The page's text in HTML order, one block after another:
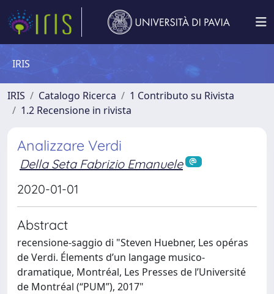
IRIS
IRIS Catalogo Ricerca
1 Contributo su Rivista
1.2 Recensione in rivista
Analizzare Verdi
Della Seta Fabrizio Emanuele
2020-01-01
Abstract
recensione-saggio di "Steven Huebner, Les opéras
de Verdi. Élements d’un langage musico-
dramatique, Montréal, Les Presses de l’Université
de Montréal (“PUM”), 2017"